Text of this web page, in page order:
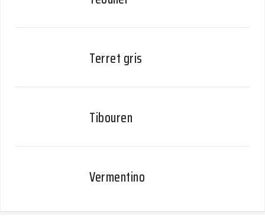
Terret gris
Tibouren
Vermentino